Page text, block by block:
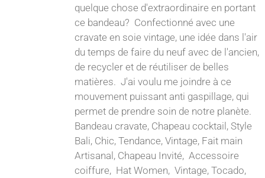
quelque chose d'extraordinaire en portant
ce bandeau? Confectionné avec une
cravate en soie vintage, une idée dans l'air
du temps de faire du neuf avec de l'ancien,
de recycler et de réutiliser de belles
matières. J'ai voulu me joindre à ce
mouvement puissant anti gaspillage, qui
permet de prendre soin de notre planète.
Bandeau cravate, Chapeau cocktail, Style
Bali, Chic, Tendance, Vintage, Fait main
Artisanal, Chapeau Invité, Accessoire
coiffure, Hat Women, Vintage, Tocado,